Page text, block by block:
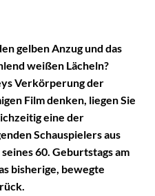
gelben Anzug und das
weißen Lächeln?
Verkörperung der
Film denken, liegen Sie
eine der
Schauspielers aus
60. Geburtstags am
bisherige, bewegte